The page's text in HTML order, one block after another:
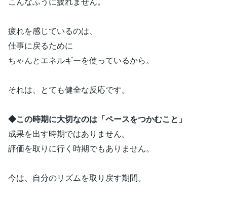
疲れを感じているのは、
仕事に戻るために
ちゃんとエネルギーを使っているから。
それは、とても健全な反応です。
◆この時期に大切なのは「ペースをつかむこと」
成果を出す時期ではありません。
評価を取りに行く時期でもありません。
今は、自分のリズムを取り戻す期間。